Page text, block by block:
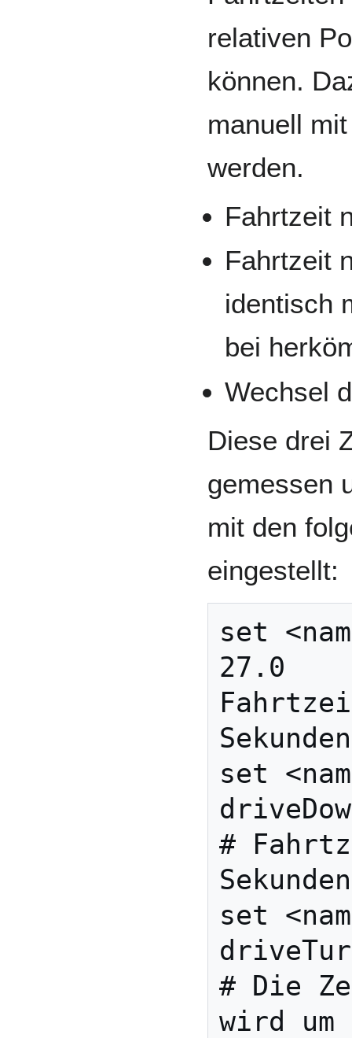
relativen
können.
manuell
werden.
Fahrtzeit
Fahrtzeit
identisch
bei
Wechsel
Diese drei
gemessen
mit den
eingestellt:
set
27.0
Sekunden
set
#
Sekunden
set
# Die
wird